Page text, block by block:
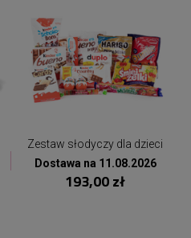
Zestaw słodyczy dla dzieci
Dostawa na 11.08.2026
193,00 zł